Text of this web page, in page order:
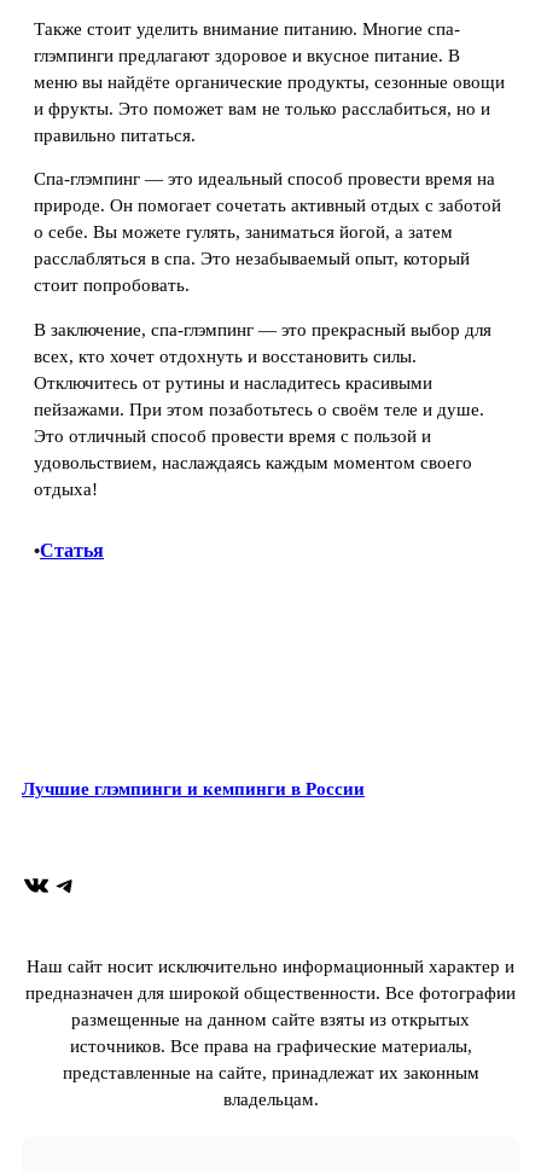
Также стоит уделить внимание питанию. Многие спа-
глэмпинги предлагают здоровое и вкусное питание. В
меню вы найдёте органические продукты, сезонные овощи
и фрукты. Это поможет вам не только расслабиться, но и
правильно питаться.
Спа-глэмпинг — это идеальный способ провести время на
природе. Он помогает сочетать активный отдых с заботой
о себе. Вы можете гулять, заниматься йогой, а затем
расслабляться в спа. Это незабываемый опыт, который
стоит попробовать.
В заключение, спа-глэмпинг — это прекрасный выбор для
всех, кто хочет отдохнуть и восстановить силы.
Отключитесь от рутины и насладитесь красивыми
пейзажами. При этом позаботьтесь о своём теле и душе.
Это отличный способ провести время с пользой и
удовольствием, наслаждаясь каждым моментом своего
отдыха!
•Статья
Лучшие глэмпинги и кемпинги в России
ВКонтакте Telegram
Наш сайт носит исключительно информационный характер и
предназначен для широкой общественности. Все фотографии
размещенные на данном сайте взяты из открытых
источников. Все права на графические материалы,
представленные на сайте, принадлежат их законным
владельцам.